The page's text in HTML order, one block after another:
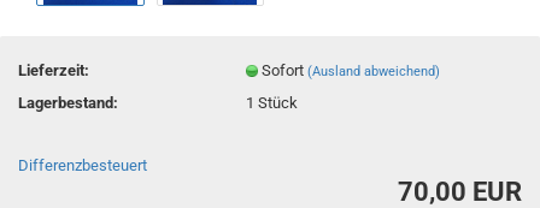
Lieferzeit: Sofort(Ausland abweichend)
Lagerbestand: 1Stück
Differenzbesteuert
70,00 EUR